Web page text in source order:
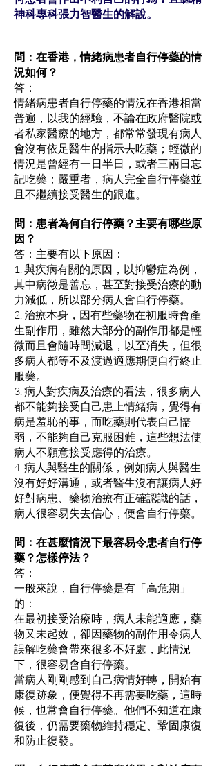
神科專科張力智醫生的解說。
問：在香港，情緒病患者自行停藥的情
況如何？
答：
情緒病患者自行停藥的情況在香港相當
普遍，以我的經驗，不論在政府醫院或
者私家醫療的地方，都常常發現有病人
會沒有依足醫生的指示去吃藥；輕微的
情況是曾經有一日半日，或者三兩日忘
記吃藥；嚴重者，病人完全自行停藥並
且不繼續接受醫生的跟進。
問：患者為何自行停藥？主要有哪些原
因？
答：主要有以下原因：
1. 與疾病有關的原因，以抑鬱症為例，
其中病徵是善忘，甚至對接受治療的動
力減低，所以部分病人會自行停藥。
2. 治療本身，因有些藥物在初服時會產
生副作用，雖然大部分的副作用都是輕
微而且會隨時間減退，以至消失，但很
多病人都等不及渡過適應期便自行終止
服藥。
3. 病人對疾病及治療的看法，很多病人
都不能夠接受自己患上情緒病，覺得有
病是羞恥的事，而吃藥則代表自己懦
弱，不能夠自己克服困難，這些想法使
病人不願意接受應得的治療。
4. 病人與醫生的關係，例如病人與醫生
沒有好好溝通，或者醫生沒有讓病人好
好對病患、藥物治療有正確認識的話，
病人很容易失去信心，便會自行停藥。
問：在甚麼情況下最容易令患者自行停
藥？怎樣停法？
答：
一般來說，自行停藥是有「高危期」
的：
在最初接受治療時，病人未能適應，藥
物又未起效，卻因藥物的副作用令病人
誤解吃藥會帶來很多不好處，此情況
下，很容易會自行停藥。
當病人剛剛感到自己病情好轉，開始有
康復跡象，便覺得不再需要吃藥，這時
候，也常會自行停藥。他們不知道在康
復後，仍需要藥物維持穩定、鞏固康復
和防止復發。